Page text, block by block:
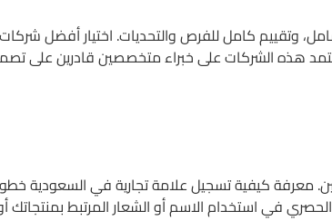
وتقييم كامل للفرص والتحديات. اختيار أفضل
هذه الشركات على خبراء متخصصين قادرين على
معرفة كيفية تسجيل علامة تجارية في السعودية
في استخدام الاسم أو الشعار المرتبط بمنتجاتك